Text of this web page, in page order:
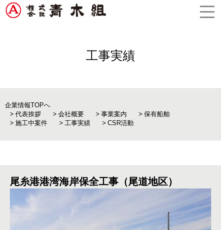
工事実績
企業情報TOPへ
代表挨拶
会社概要 事業案内
保有船舶
施工中案件
工事実績 CSR活動
尾糸港港湾海岸保全工事（尾道地区）